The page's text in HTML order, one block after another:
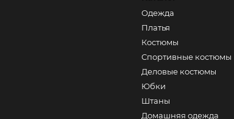
Одежда
Платья
Костюмы
Спортивные костюмы
Деловые костюмы
Юбки
Штаны
Домашняя одежда